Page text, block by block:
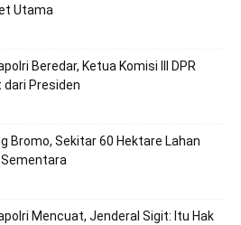
Utama
Beredar, Ketua Komisi III DPR
dari Presiden
Bromo, Sekitar 60 Hektare Lahan
Mencuat, Jenderal Sigit: Itu Hak